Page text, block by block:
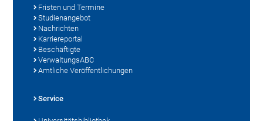
Fristen und Termine
Studienangebot
Nachrichten
Karriereportal
Beschäftigte
VerwaltungsABC
Amtliche Veröffentlichungen
Service